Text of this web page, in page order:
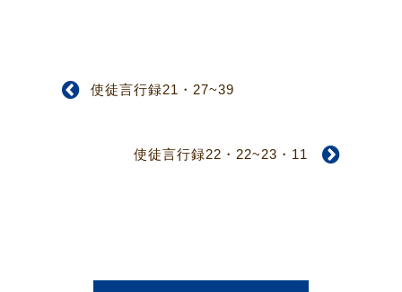
使徒言行録21・27~39
使徒言行録22・22~23・11